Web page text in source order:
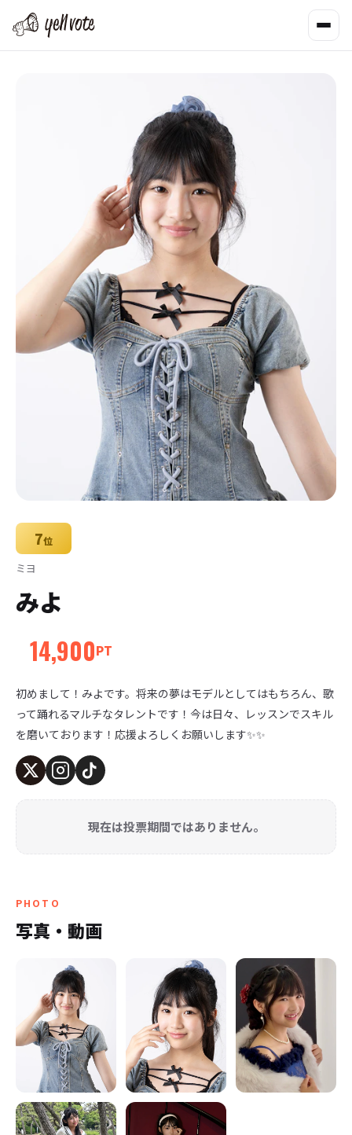
7位
ミヨ
みよ
14,900PT
初めまして！みよです。将来の夢はモデルとしてはもちろん、歌
って踊れるマルチなタレントです！今は日々、レッスンでスキル
を磨いております！応援よろしくお願いします✨✨
現在は投票期間ではありません。
PHOTO
写真・動画